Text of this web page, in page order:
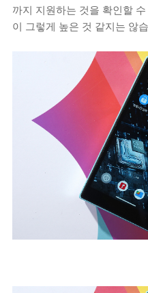
까지 지원하는 것을 확인할
이 그렇게 높은 것 같지는 않